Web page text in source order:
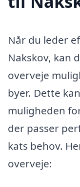
Når du leder
Nakskov, kan
overveje
byer. Dette
muligheden
der passer
kats behov.
overveje: